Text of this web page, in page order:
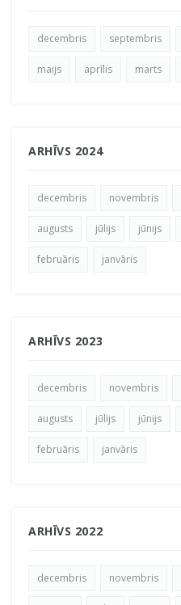
decembris septembris
maijs aprīlis marts
ARHĪVS 2024
decembris novembris
augusts jūlijs jūnijs
februāris janvāris
ARHĪVS 2023
decembris novembris
augusts jūlijs jūnijs
februāris janvāris
ARHĪVS 2022
decembris novembris